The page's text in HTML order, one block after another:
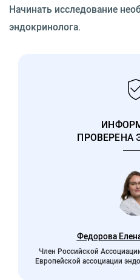
Начинать исследование
эндокринолога.
ПРОВЕРЕНА
Федорова
Член Российской
Европейской ассоциации